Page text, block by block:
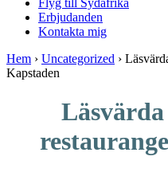
Flyg till Sydafrika
Erbjudanden
Kontakta mig
Hem › Uncategorized ›
Kapstaden